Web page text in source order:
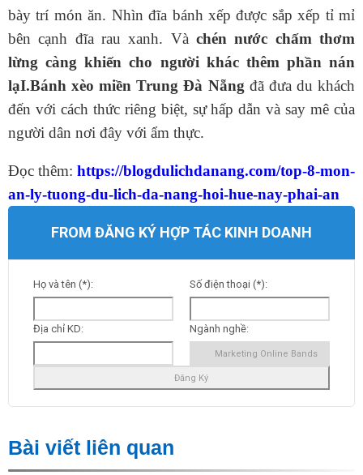
bày trí món ăn. Nhìn đĩa bánh xếp được sắp xếp tỉ mỉ
bên cạnh đĩa rau xanh. Và chén nước chấm thơm
lừng càng khiến cho người khác thêm phần nán
lạI.Bánh xèo miền Trung Đà Nẵng đã đưa du khách
đến với cách thức riêng biệt, sự hấp dẫn và say mê của
người dân nơi đây với ẩm thực.
Đọc thêm: https://blogdulichdanang.com/top-8-mon-
an-ly-tuong-du-lich-da-nang-hoi-hue-nay-phai-an
FROM ĐĂNG KÝ HỢP TÁC KINH DOANH
Họ và tên (*): Số điện thoại (*):
Địa chỉ KD: Ngành nghề:
Bài viết liên quan